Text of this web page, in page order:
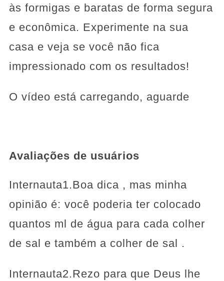
às formigas e baratas de forma segura
e econômica. Experimente na sua
casa e veja se você não fica
impressionado com os resultados!
O vídeo está carregando, aguarde
Avaliações de usuários
Internauta1.Boa dica , mas minha
opinião é: você poderia ter colocado
quantos ml de água para cada colher
de sal e também a colher de sal .
Internauta2.Rezo para que Deus lhe